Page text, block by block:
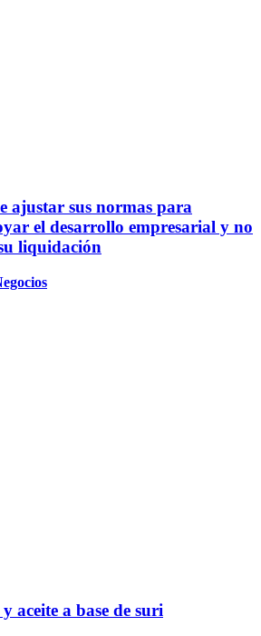
ajustar sus normas para
el desarrollo empresarial y no
liquidación
aceite a base de suri